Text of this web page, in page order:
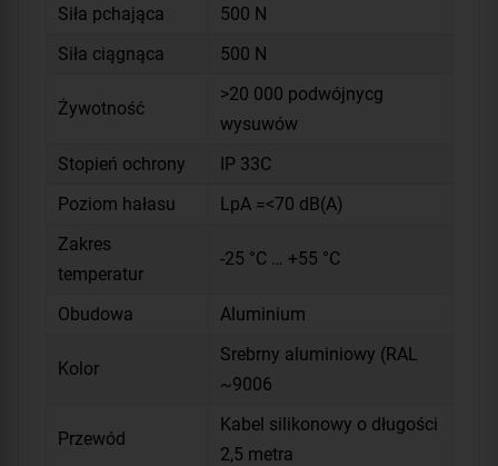
Siła pchająca
500 N
Siła ciągnąca
500 N
Żywotność
>20 000 podwójnycg
wysuwów
Stopień ochrony
IP 33C
Poziom hałasu
LpA =<70 dB(A)
Zakres
temperatur
-25 °C … +55 °C
Obudowa Aluminium
Kolor
Srebrny aluminiowy (RAL
~9006
Przewód
Kabel silikonowy o długości
2,5 metra